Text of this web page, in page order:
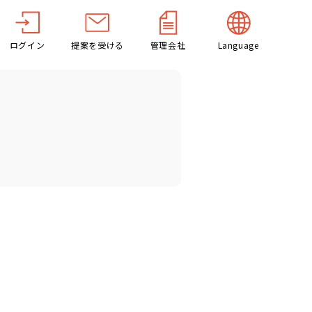
ログイン 提案を受ける 管理会社 Language